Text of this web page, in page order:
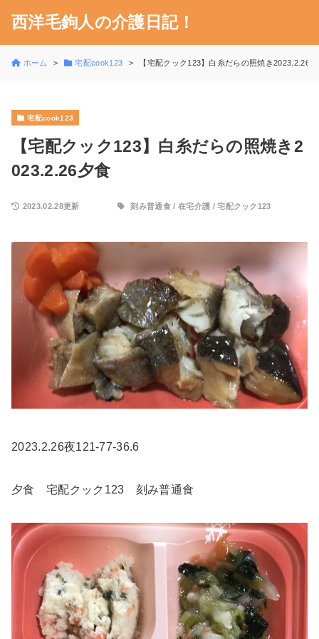
西洋毛鉤人の介護日記！
ホーム 宅配cook123 【宅配クック123】白糸だらの照焼き2023.2.26
宅配cook123
【宅配クック123】白糸だらの照焼き2
023.2.26夕食
2023.02.28更新 刻み普通食/ 在宅介護 /宅配クック123
2023.2.26夜121-77-36.6
夕食 宅配クック123 刻み普通食